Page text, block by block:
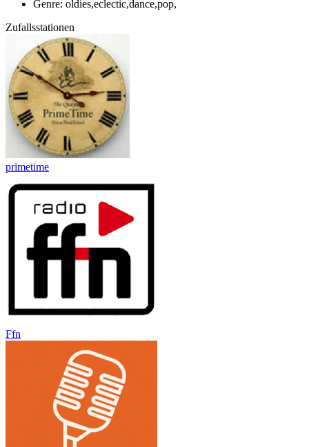
Genre: oldies,eclectic,dance,pop,
Zufallsstationen
primetime
Ffn